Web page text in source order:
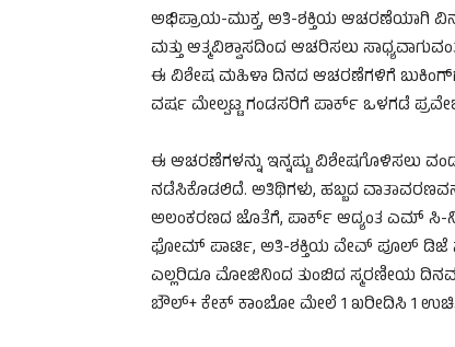
ಅಭಿಪ್ರಾಯ-ಮುಕ್ತ, ಅತಿ-ಶಕ್ತಿಯ ಆಚರಣೆಯಾಗಿ
ಮತ್ತು ಆತ್ಮವಿಶ್ವಾಸದಿಂದ ಆಚರಿಸಲು
ಈ ವಿಶೇಷ ಮಹಿಳಾ ದಿನದ ಆಚರಣೆಗಳಿಗೆ
ವರ್ಷ ಮೇಲ್ಪಟ್ಟ ಗಂಡಸರಿಗೆ ಪಾರ್ಕ್ ಒಳಗಡೆ
ಈ ಆಚರಣೆಗಳನ್ನು ಇನ್ನಷ್ಟು ವಿಶೇಷಗೊಳಿಸಲು
ನಡೆಸಿಕೊಡಲಿದೆ. ಅತಿಥಿಗಳು, ಹಬ್ಬದ
ಅಲಂಕರಣದ ಜೊತೆಗೆ, ಪಾರ್ಕ್ ಆದ್ಯಂತ ಎಮ್ ಸಿ-
ಫೋಮ್ ಪಾರ್ಟಿ, ಅತಿ-ಶಕ್ತಿಯ ವೇವ್ ಪೂಲ್ ಡಿಜೆ
ಎಲ್ಲರಿದೂ ಮೋಜಿನಿಂದ ತುಂಬಿದ ಸ್ಮರಣೀಯ
ಬೌಲ್+ ಕೇಕ್ ಕಾಂಬೋ ಮೇಲೆ 1 ಖರೀದಿಸಿ 1